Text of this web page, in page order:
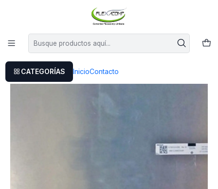
CATEGORÍAS InicioContacto
Este es el texto del slide